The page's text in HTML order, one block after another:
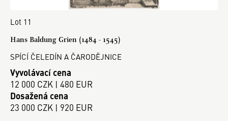
Lot 11
Hans Baldung Grien (1484 - 1545)
SPÍCÍ ČELEDÍN A ČARODĚJNICE
Vyvolávací cena
12 000 CZK | 480 EUR
Dosažená cena
23 000 CZK | 920 EUR